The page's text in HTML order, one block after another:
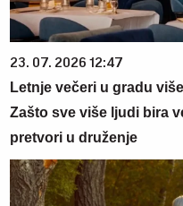
23. 07. 2026 12:47
Letnje večeri u gradu
Zašto sve više ljudi bira
pretvori u druženje